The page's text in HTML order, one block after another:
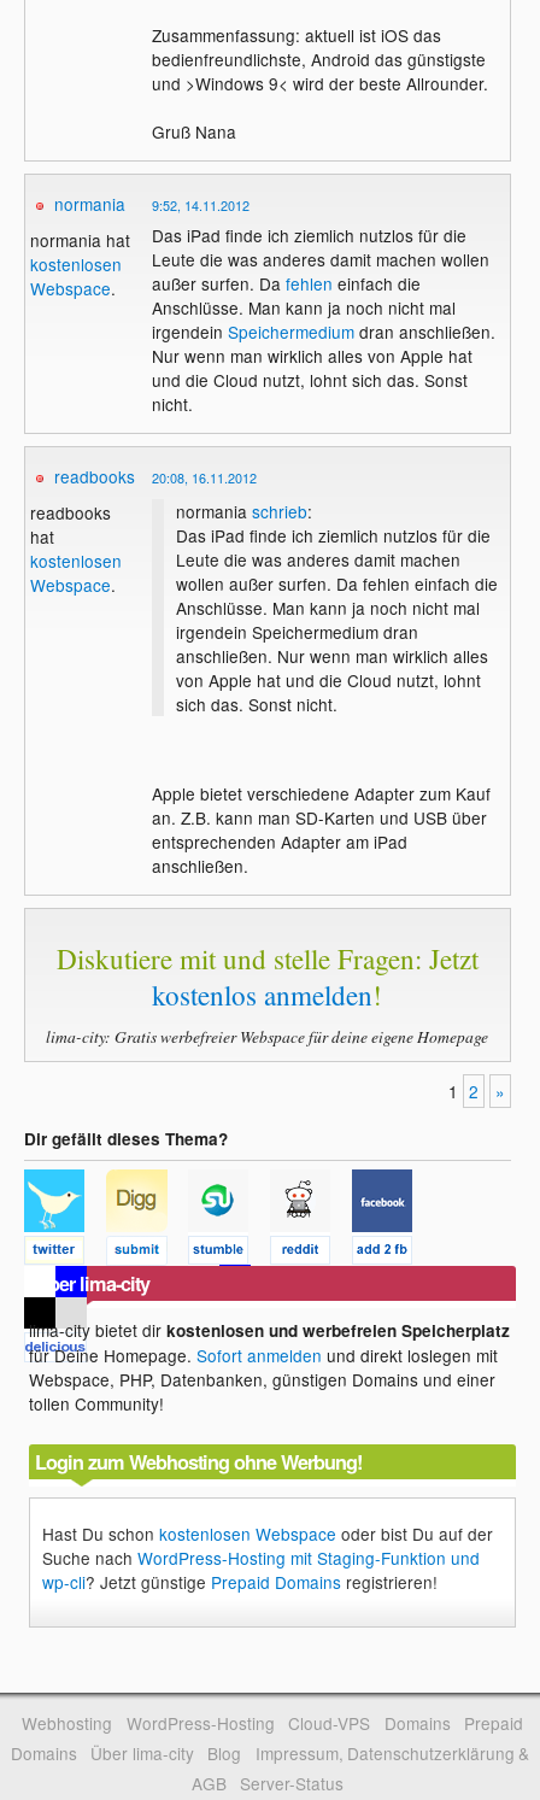
Zusammenfassung: aktuell ist iOS das
bedienfreundlichste, Android das günstigste
und >Windows 9< wird der beste Allrounder.
Gruß Nana
normania
normania hat
kostenlosen
Webspace.
9:52, 14.11.2012
Das iPad finde ich ziemlich nutzlos für die
Leute die was anderes damit machen wollen
außer surfen. Da fehlen einfach die
Anschlüsse. Man kann ja noch nicht mal
irgendein Speichermediumdran anschließen.
Nur wenn man wirklich alles von Apple hat
und die Cloud nutzt, lohnt sich das. Sonst
nicht.
readbooks
readbooks
hat
kostenlosen
Webspace.
20:08, 16.11.2012
normania schrieb:
Das iPad finde ich ziemlich nutzlos für die
Leute die was anderes damit machen
wollen außer surfen. Da fehlen einfach die
Anschlüsse. Man kann ja noch nicht mal
irgendein Speichermedium dran
anschließen. Nur wenn man wirklich alles
von Apple hat und die Cloud nutzt, lohnt
sich das. Sonst nicht.
Apple bietet verschiedene Adapter zum Kauf
an. Z.B. kann man SD-Karten und USB über
entsprechenden Adapter am iPad
anschließen.
Diskutiere mit und stelle Fragen: Jetzt
kostenlos anmelden!
lima-city: Gratis werbefreier Webspace für deine eigene Homepage
1 2 »
Dir gefällt dieses Thema?
Über lima-city
lima-city bietet dirkostenlosen und werbefreien Speicherplatz
für Deine Homepage.Sofort anmelden und direkt loslegen mit
Webspace, PHP, Datenbanken, günstigen Domains und einer
tollen Community!
Login zum Webhosting ohne Werbung!
Hast Du schonkostenlosen Webspace oder bist Du auf der
Suche nachWordPress-Hosting mit Staging-Funktion und
wp-cli? Jetzt günstige Prepaid Domains registrieren!
Webhosting WordPress-Hosting Cloud-VPS Domains
Prepaid
Domains
Über lima-city Blog
Impressum, Datenschutzerklärung &
AGB
Server-Status